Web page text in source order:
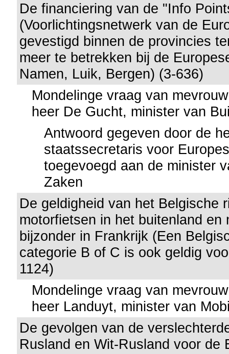
De financiering van de "Info
(Voorlichtingsnetwerk van de
gevestigd binnen de provincies
meer te betrekken bij de
Namen, Luik, Bergen) (3-636)
Mondelinge vraag van
heer De Gucht, minister van
Antwoord gegeven door de
staatssecretaris voor
toegevoegd aan de minister
Zaken
De geldigheid van het Belgische
motorfietsen in het buitenland en
bijzonder in Frankrijk (Een
categorie B of C is ook geldig
1124)
Mondelinge vraag van
heer Landuyt, minister van
De gevolgen van de
Rusland en Wit-Rusland voor de